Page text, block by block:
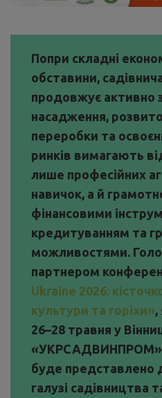
Попри складні
обставини,
продовжує активно
насадження,
переробки та
ринків вимагають
лише професійних
навичок, а й
фінансовими
кредитуванням та
можливостями.
партнером
Ukraine 2026:
культури та горіхи»,
26–28 травня у
«УКРСАДВИНПРОМ».
буде представлено
галузі садівництва